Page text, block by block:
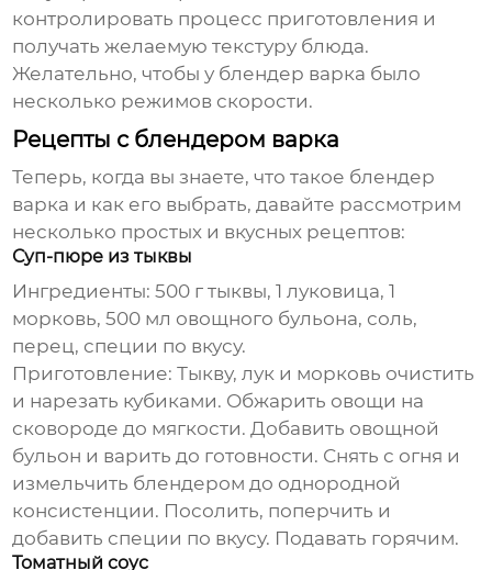
контролировать процесс приготовления и
получать желаемую текстуру блюда.
Желательно, чтобы у блендер варка было
несколько режимов скорости.
Рецепты с блендером варка
Теперь, когда вы знаете, что такое блендер
варка и как его выбрать, давайте рассмотрим
несколько простых и вкусных рецептов:
Суп-пюре из тыквы
Ингредиенты: 500 г тыквы, 1 луковица, 1
морковь, 500 мл овощного бульона, соль,
перец, специи по вкусу.
Приготовление: Тыкву, лук и морковь очистить
и нарезать кубиками. Обжарить овощи на
сковороде до мягкости. Добавить овощной
бульон и варить до готовности. Снять с огня и
измельчить блендером до однородной
консистенции. Посолить, поперчить и
добавить специи по вкусу. Подавать горячим.
Томатный соус